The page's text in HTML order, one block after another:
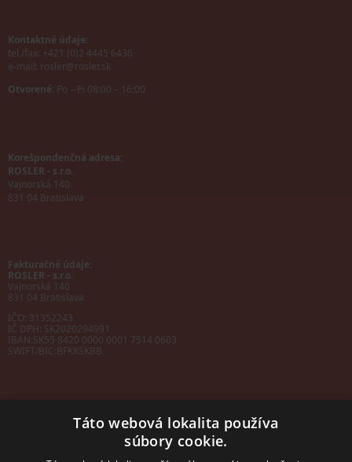
Kontaktné údaje:
tel./fax: +421 (0)2 4445 6436
e-mail: rosler@rosler.sk
Otvorené: Po – Pi 08:00 – 16:00
Korešpondenčná adresa:
ROSLER - s.r.o.
Vajnorská 140
831 04 Bratislava
Fakturačné údaje:
ROSLER - s.r.o.
Vajnorská 140
831 04 Bratislava
IČO: 31352243
IČ DPH: SK2020294991
IBAN:SK55 8420 0000 0001 7514 0603
SWIFT/BIC:BFKKSKBB
Táto webová lokalita používa
súbory cookie.